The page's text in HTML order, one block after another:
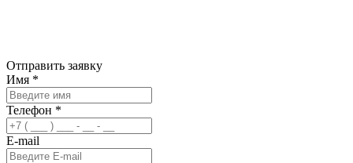
Отправить заявку
Имя *
Телефон *
E-mail